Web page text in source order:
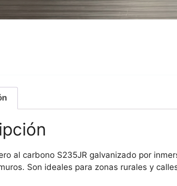
al carbono S235JR galvanizado por
Son ideales para zonas rurales y